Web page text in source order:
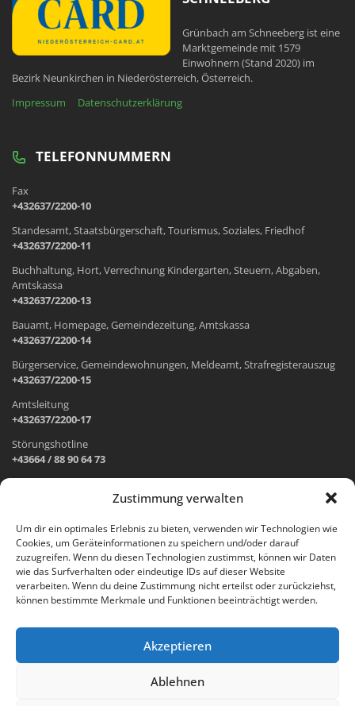
Zustimmung verwalten
Um dir ein optimales Erlebnis zu bieten, verwenden wir Technologien wie
Cookies, um Geräteinformationen zu speichern und/oder darauf
zuzugreifen. Wenn du diesen Technologien zustimmst, können wir Daten
wie das Surfverhalten oder eindeutige IDs auf dieser Website
verarbeiten. Wenn du deine Zustimmung nicht erteilst oder zurückziehst,
können bestimmte Merkmale und Funktionen beeinträchtigt werden.
Akzeptieren
Ablehnen
Grünbach am Schneeberg ist eine
Marktgemeinde mit 1579
Einwohnern (Stand 2020) im
Bezirk Neunkirchen in Niederösterreich, Österreich.
Impressum
Datenschutzerklärung
TELEFONNUMMERN
Fax
+432637/2200-10
Standesamt, Staatsbürgerschaft, Tourismus, Soziales, Friedhof
+432637/2200-11
Buchhaltung, Hort, Verrechnung Kindergarten, Steuern, Abgaben,
Amtskassa
+432637/2200-13
Bauamt, Homepage, Gemeindezeitung, Amtskassa
+432637/2200-14
Bürgerservice, Gemeindewohnungen, Meldeamt, Strafregisterauszug
+432637/2200-15
Amtsleitung
+432637/2200-17
Störungshotline
+43664 / 88 90 64 73
Wr. Neustädter Straße 1
2733 Grünbach am Schneeberg
Öffnungszeiten Gemeindeamt:
Montag: 8.00 – 12.00 Uhr und 14.00 – 18.00 Uhr
Freitag: 8.00 – 12.00 Uhr
Email: